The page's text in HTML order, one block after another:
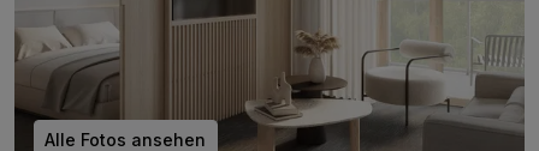
Alle Fotos ansehen